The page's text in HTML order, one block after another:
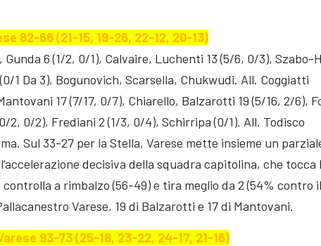
82-66 (21-15, 19-26, 22-12, 20-13)
6 (1/2, 0/1), Calvaire, Luchenti 13 (5/6, 0/3), Szabo-
1 Da 3), Bogunovich, Scarsella, Chukwudi. All. Coggiatti
17 (7/17, 0/7), Chiarello, Balzarotti 19 (5/16, 2/6),
2, 0/2), Frediani 2 (1/3, 0/4), Schirripa (0/1). All. Todisco
Sul 33-27 per la Stella, Varese mette insieme un
decisiva della squadra capitolina, che
controlla a rimbalzo (56-49) e tira meglio da 2 (54%
Varese, 19 di Balzarotti e 17 di Mantovani.
93-73 (25-18, 23-22, 24-17, 21-16)